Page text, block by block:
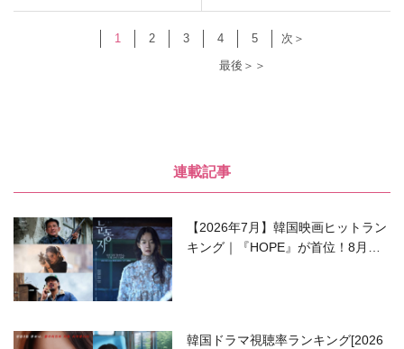
1 2 3 4 5
次＞
最後＞＞
連載記事
【2026年7月】韓国映画ヒットラン
キング｜『HOPE』が首位！8月公
韓国ドラマ視聴率ランキング[2026